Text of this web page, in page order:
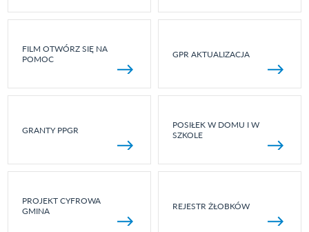
FILM OTWÓRZ SIĘ NA
POMOC
GPR AKTUALIZACJA
GRANTY PPGR
POSIŁEK W DOMU I W
SZKOLE
PROJEKT CYFROWA
GMINA
REJESTR ŻŁOBKÓW